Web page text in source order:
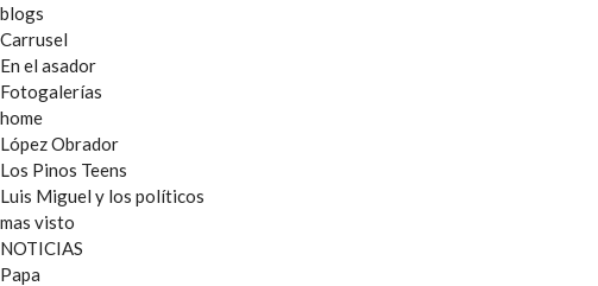
blogs
Carrusel
En el asador
Fotogalerías
home
López Obrador
Los Pinos Teens
Luis Miguel y los políticos
mas visto
NOTICIAS
Papa